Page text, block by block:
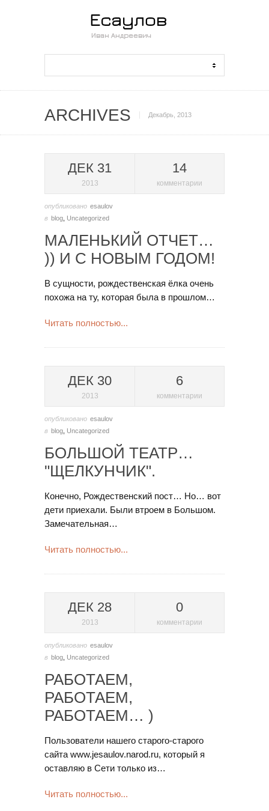
ARCHIVES Декабрь, 2013
ДЕК 31
2013
14
комментарии
опубликовано esaulov
в blog Uncategorized
МАЛЕНЬКИЙ ОТЧЕТ…
)) И С НОВЫМ ГОДОМ!
В сущности, рождественская ёлка очень
похожа на ту, которая была в прошлом…
Читать полностью...
ДЕК 30
2013
6
комментарии
опубликовано esaulov
в blog Uncategorized
БОЛЬШОЙ ТЕАТР…
"ЩЕЛКУНЧИК".
Конечно, Рождественский пост… Но… вот
дети приехали. Были втроем в Большом.
Замечательная…
Читать полностью...
ДЕК 28
2013
0
комментарии
опубликовано esaulov
в blog Uncategorized
РАБОТАЕМ,
РАБОТАЕМ,
РАБОТАЕМ… )
Пользователи нашего старого-старого
сайта www.jesaulov.narod.ru, который я
оставляю в Сети только из…
Читать полностью...